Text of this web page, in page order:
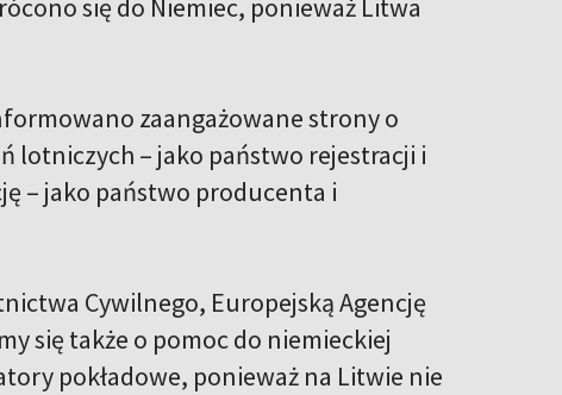
się do Niemiec, ponieważ Litwa
zaangażowane strony o
lotniczych – jako państwo rejestracji i
– jako państwo producenta i
Cywilnego, Europejską Agencję
się także o pomoc do niemieckiej
pokładowe, ponieważ na Litwie nie